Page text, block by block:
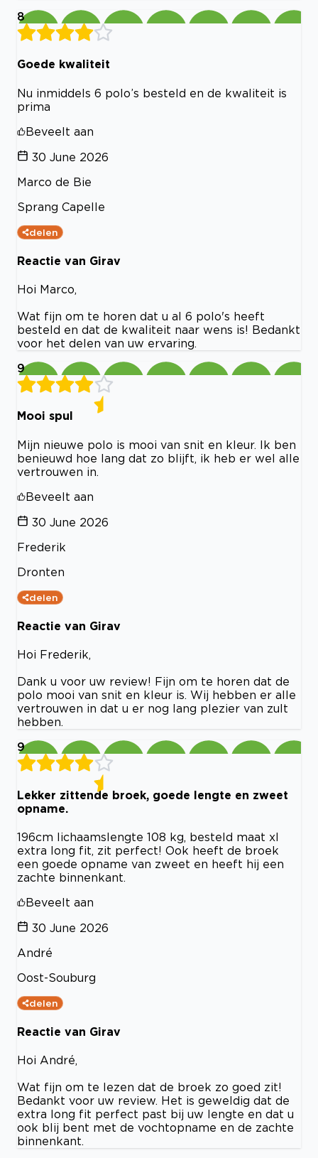
8
Goede kwaliteit
Nu inmiddels 6 polo’s besteld en de kwaliteit is
prima
Beveelt aan
30 June 2026
Marco de Bie
Sprang Capelle
delen
Reactie van Girav
Hoi Marco,
Wat fijn om te horen dat u al 6 polo's heeft
besteld en dat de kwaliteit naar wens is! Bedankt
voor het delen van uw ervaring.
9
Mooi spul
Mijn nieuwe polo is mooi van snit en kleur. Ik ben
benieuwd hoe lang dat zo blijft, ik heb er wel alle
vertrouwen in.
Beveelt aan
30 June 2026
Frederik
Dronten
delen
Reactie van Girav
Hoi Frederik,
Dank u voor uw review! Fijn om te horen dat de
polo mooi van snit en kleur is. Wij hebben er alle
vertrouwen in dat u er nog lang plezier van zult
hebben.
9
Lekker zittende broek, goede lengte en zweet
opname.
196cm lichaamslengte 108 kg, besteld maat xl
extra long fit, zit perfect! Ook heeft de broek
een goede opname van zweet en heeft hij een
zachte binnenkant.
Beveelt aan
30 June 2026
André
Oost-Souburg
delen
Reactie van Girav
Hoi André,
Wat fijn om te lezen dat de broek zo goed zit!
Bedankt voor uw review. Het is geweldig dat de
extra long fit perfect past bij uw lengte en dat u
ook blij bent met de vochtopname en de zachte
binnenkant.